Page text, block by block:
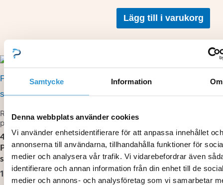
Samtycke Information Om
Denna webbplats använder cookies
Vi använder enhetsidentifierare för att anpassa innehållet och
annonserna till användarna, tillhandahålla funktioner för
medier och analysera vår trafik. Vi vidarebefordrar även
identifierare och annan information från din enhet till de
medier och annons- och analysföretag som vi samarbetar
Lägg till i varukorg
Reservdelar
poolvärmepumpar
4-vägs ventil
P08/P12/Q12/P15/Q15/S15
samt P10, P15 R32 serien
1 446,00kr
Reservdelar
3 884,00
Lägg till i varukorg